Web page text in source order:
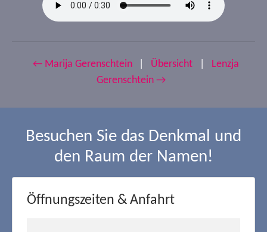
← Marija Gerenschtein Übersicht
Lenzja
Gerenschtein →
Besuchen Sie das Denkmal und
den Raum der Namen!
Öffnungszeiten & Anfahrt